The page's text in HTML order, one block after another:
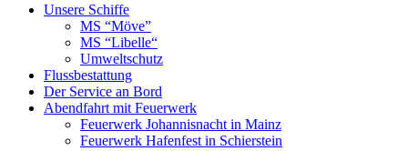
Unsere Schiffe
MS “Möve”
MS “Libelle“
Umweltschutz
Flussbestattung
Der Service an Bord
Abendfahrt mit Feuerwerk
Feuerwerk Johannisnacht in Mainz
Feuerwerk Hafenfest in Schierstein